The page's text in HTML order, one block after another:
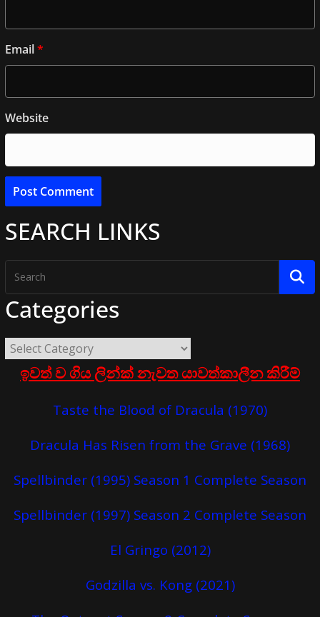
Email*
Website
SEARCH LINKS
Categories
ඉවත් ව ගිය ලින්ක් නැවත යාවත්කාලීන කිරීම්
Taste the Blood of Dracula (1970)
Dracula Has Risen from the Grave (1968)
Spellbinder (1995) Season 1 Complete Season
Spellbinder (1997) Season 2 Complete Season
El Gringo (2012)
Godzilla vs. Kong (2021)